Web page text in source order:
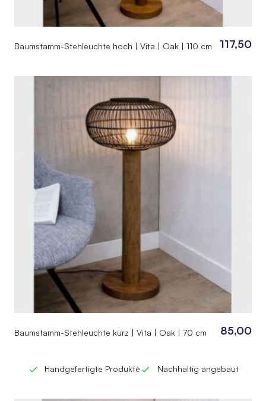
Baumstamm-Stehleuchte hoch | Vita | Oak | 110 cm 117,50
Baumstamm-Stehleuchte kurz | Vita | Oak | 70 cm 85,00
Handgefertigte Produkte Nachhaltig angebaut